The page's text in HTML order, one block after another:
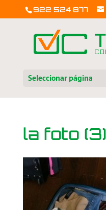
922 524 877
Seleccionar página
la foto (3)